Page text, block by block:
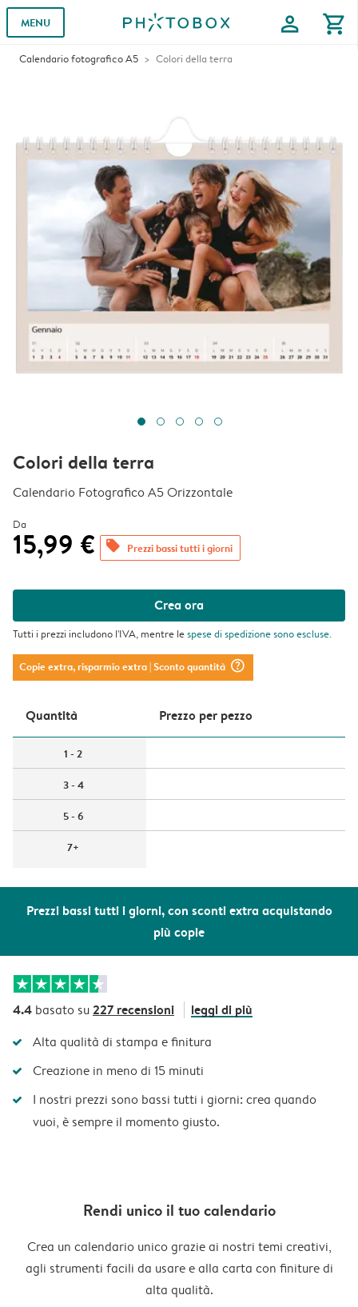
MENU profile shopping_cart
Calendario fotografico A5 Colori della terra
Prezzi bassi tutti i giorni, con sconti extra acquistando
più copie
Colori della terra
Calendario Fotografico A5 Orizzontale
Da
15,99 € offers Prezzi bassi tutti i giorni
Crea ora
Tutti i prezzi includono l'IVA, mentre lespese di spedizionesono escluse.
Copie extra, risparmio extra| Sconto quantità question_mark_circle
Quantità Prezzo per pezzo
1 - 2
3 - 4
5 - 6
7+
4.4 basato su227 recensioni leggi di più
Alta qualità di stampa e finitura
Creazione in meno di 15 minuti
I nostri prezzi sono bassi tutti i giorni: crea quando
vuoi, è sempre il momento giusto.
Rendi unico il tuo calendario
Crea un calendario unico grazie ai nostri temi creativi,
agli strumenti facili da usare e alla carta con finiture di
alta qualità.